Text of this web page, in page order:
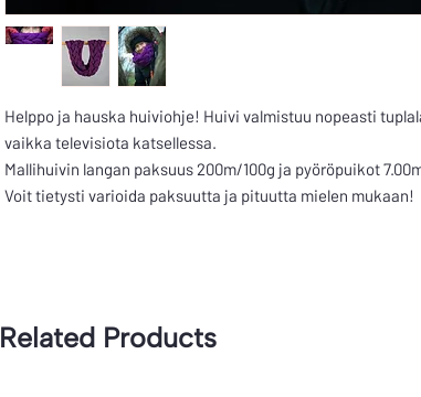
Helppo ja hauska huiviohje! Huivi valmistuu nopeasti
vaikka televisiota katsellessa.
Mallihuivin langan paksuus 200m/100g ja pyöröpuikot
Voit tietysti varioida paksuutta ja pituutta mielen mukaan!
Related Products